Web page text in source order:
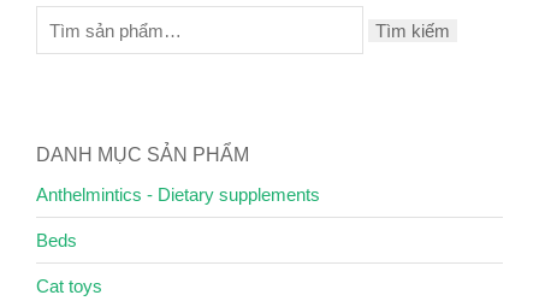
Tìm kiếm
DANH MỤC SẢN PHẨM
Anthelmintics - Dietary supplements
Beds
Cat toys